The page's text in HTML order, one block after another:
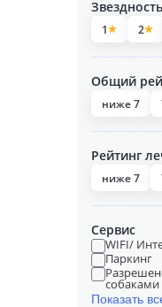
Звездность
1 2
Общий
ниже 7
Рейтинг
ниже 7
Сервис
WIFI/
Паркинг
собаками
Показать